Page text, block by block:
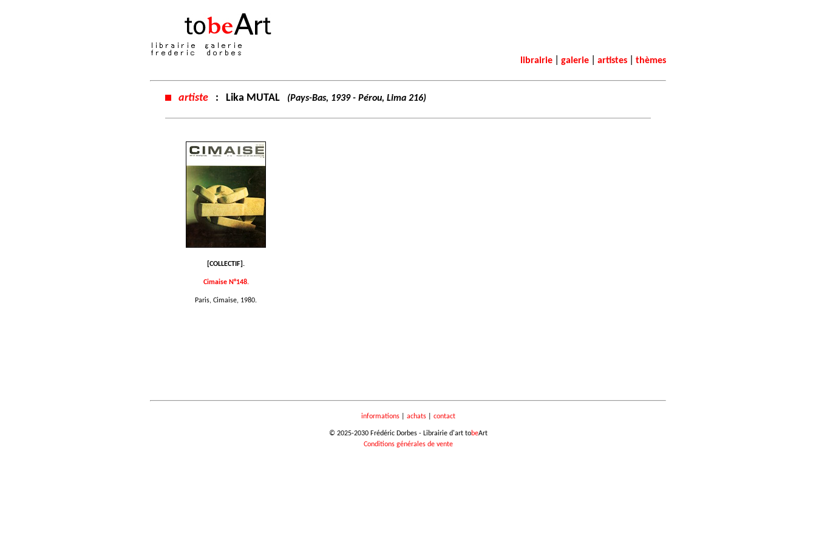
librairie galerie artistes thèmes
artiste : Lika MUTAL (Pays-Bas, 1939 - Pérou, Lima 216)
[COLLECTIF].
Cimaise N°148.
Paris, Cimaise, 1980.
informations| achats| contact
© 2025-2030 Frédéric Dorbes - Librairie d'art tobeArt
Conditions générales de vente